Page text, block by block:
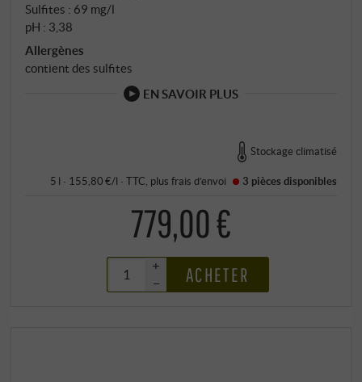
Sulfites : 69 mg/l
pH : 3,38
Allergènes
contient des sulfites
EN SAVOIR PLUS
Stockage climatisé
5 l · 155,80 €/l ·TTC , plusfrais d’envoi 3 pièces disponibles
779,00 €
+
–
ACHETER